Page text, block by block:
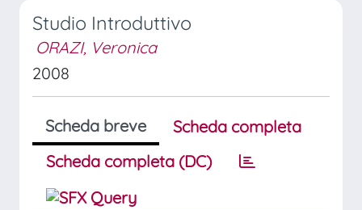
Studio Introduttivo
ORAZI, Veronica
2008
Scheda breve
Scheda completa
Scheda completa (DC)